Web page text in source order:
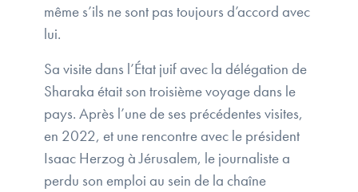
même s’ils ne sont pas toujours d’accord avec
lui.
Sa visite dans l’État juif avec la délégation de
Sharaka était son troisième voyage dans le
pays. Après l’une de ses précédentes visites,
en 2022, et une rencontre avec le président
Isaac Herzog à Jérusalem, le journaliste a
perdu son emploi au sein de la chaîne